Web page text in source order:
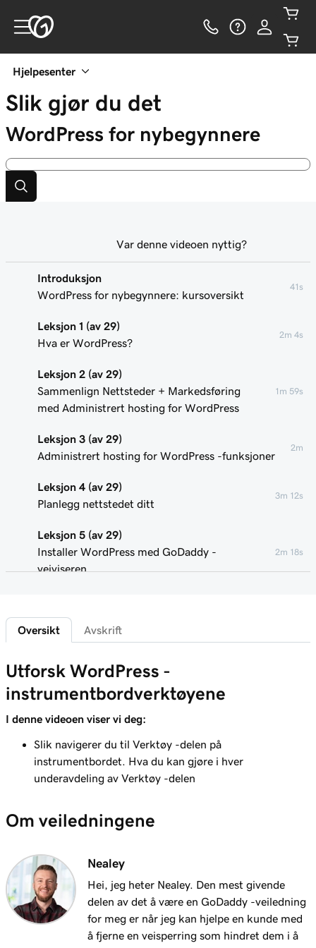
Hjelpesenter
Slik gjør du det
WordPress for nybegynnere
Introduksjon
WordPress for nybegynnere: kursoversikt
41s
Leksjon 1 (av 29)
Hva er WordPress?
2m 4s
Leksjon 2 (av 29)
Sammenlign Nettsteder + Markedsføring
med Administrert hosting for WordPress
1m 59s
Leksjon 3 (av 29)
Administrert hosting for WordPress -funksjoner
2m
Leksjon 4 (av 29)
Planlegg nettstedet ditt
3m 12s
Leksjon 5 (av 29)
Installer WordPress med GoDaddy -
veiviseren
2m 18s
Koble domenet ditt til et Administrert
hosting for WordPress -nettsted
Leksjon 7 (av 29)
WordPress -administratorinstrumentbord -
funksjoner
Legg til sider i navigasjonsmenyen i
WordPress
blokkeredigeringsprogrammet
Leksjon 10 (av 29)
Bruk WordPress -tilpasningen
Leksjon 11 (av 29)
Bruk og installer WordPress -temaer
3m 24s
Var denne videoen nyttig?
Oversikt Avskrift
Utforsk WordPress -
instrumentbordverktøyene
I denne videoen viser vi deg:
Slik navigerer du til Verktøy -delen på
instrumentbordet. Hva du kan gjøre i hver
underavdeling av Verktøy -delen
Om veiledningene
Nealey
Hei, jeg heter Nealey. Den mest givende
delen av det å være en GoDaddy -veiledning
for meg er når jeg kan hjelpe en kunde med
å fjerne en veisperring som hindret dem i å